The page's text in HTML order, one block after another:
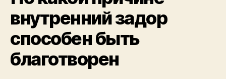
внутренний задор
способен быть
благотворен